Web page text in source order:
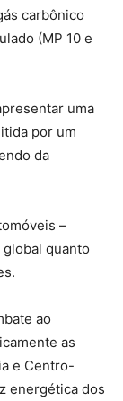
carbônico
(MP 10 e
uma
por um
da
–
quanto
ao
as
e Centro-
energética dos